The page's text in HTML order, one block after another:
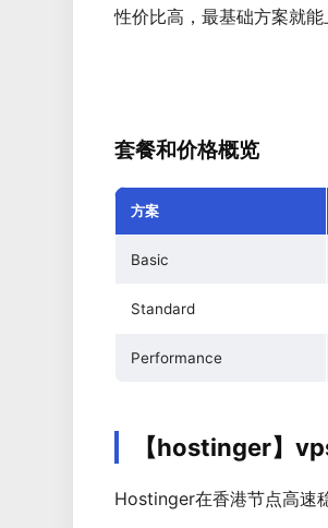
性价比高，最基础方案就
套餐和价格概览
方案
Basic
Standard
Performance
【hostinger】
Hostinger在香港节点高速